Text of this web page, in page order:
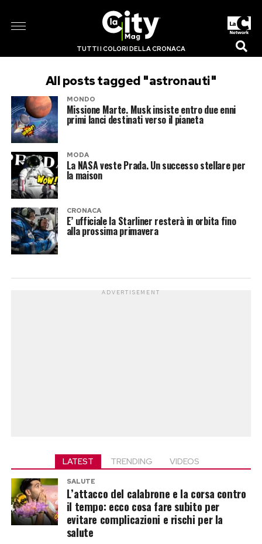
TUTTI I COLORI DELLA CRONACA
All posts tagged "astronauti"
MONDO
Missione Marte. Musk insiste entro due enni
primi lanci destinati verso il pianeta
MODA
La NASA veste Prada. Un successo stellare per
la maison
CRONACA
E’ ufficiale la Starliner resterà in orbita fino
alla prossima primavera
ADVERTISEMENT
LATEST TRENDING VIDEOS
SALUTE
L’attacco del calabrone e la corsa contro
il tempo: ecco cosa fare subito per
evitare complicazioni e rischi per la
salute